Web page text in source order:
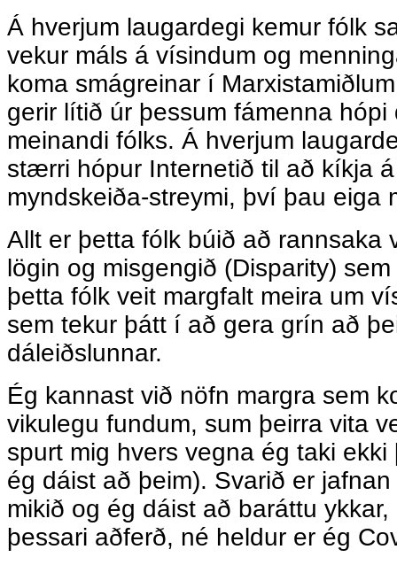
Á hverjum laugardegi kemur fólk
vekur máls á vísindum og
koma smágreinar í
gerir lítið úr þessum fámenna hópi
meinandi fólks. Á hverjum
stærri hópur Internetið til að kíkja
myndskeiða-streymi, því þau eiga
Allt er þetta fólk búið að
lögin og misgengið (Disparity)
þetta fólk veit margfalt meira um
sem tekur þátt í að gera grín að
dáleiðslunnar.
Ég kannast við nöfn margra sem
vikulegu fundum, sum þeirra vita
spurt mig hvers vegna ég taki
ég dáist að þeim). Svarið er
mikið og ég dáist að baráttu
þessari aðferð, né heldur er ég